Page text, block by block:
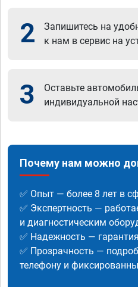
2
Запишитесь на
к нам в сервис на
3
Оставьте
индивидуальной
Почему нам можно
✅ Опыт — более 8 лет в
✅ Экспертность —
и диагностическим
✅ Надежность —
✅ Прозрачность —
телефону и